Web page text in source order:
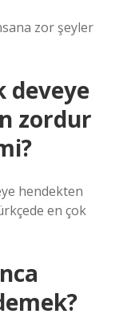
zor şeyler
deveye
zordur
hendekten
en çok